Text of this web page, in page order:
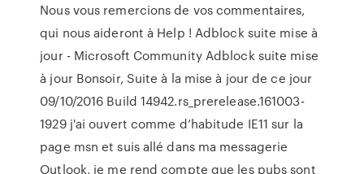
Nous vous remercions de vos commentaires,
qui nous aideront à Help ! Adblock suite mise à
jour - Microsoft Community Adblock suite mise
à jour Bonsoir, Suite à la mise à jour de ce jour
09/10/2016 Build 14942.rs_prerelease.161003-
1929 j'ai ouvert comme d’habitude IE11 sur la
page msn et suis allé dans ma messagerie
Outlook, je me rend compte que les pubs sont